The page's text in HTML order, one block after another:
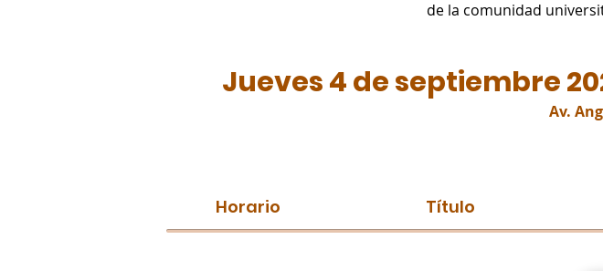
de la comunidad
Jueves 4 de septiembre
Av.
Horario Título